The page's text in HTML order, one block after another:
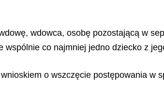
wdowca, osobę pozostającą w
co najmniej jedno dziecko z
o wszczęcie postępowania w